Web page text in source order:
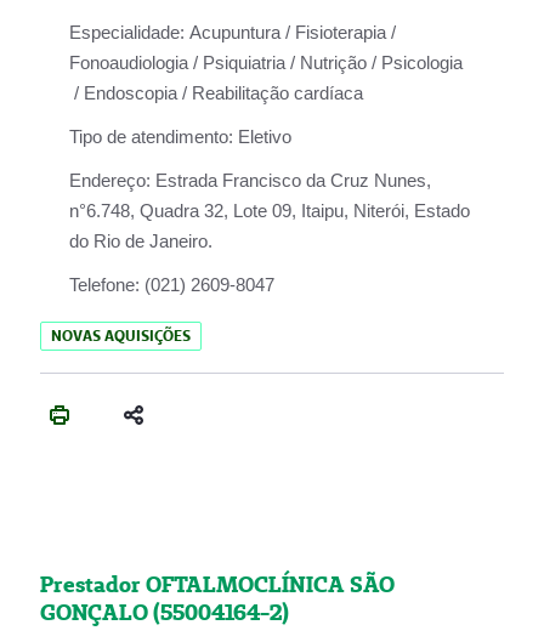
Especialidade: Acupuntura / Fisioterapia /
Fonoaudiologia / Psiquiatria / Nutrição / Psicologia
/ Endoscopia / Reabilitação cardíaca
Tipo de atendimento: Eletivo
Endereço: Estrada Francisco da Cruz Nunes,
n°6.748, Quadra 32, Lote 09, Itaipu, Niterói, Estado
do Rio de Janeiro.
Telefone: (021) 2609-8047
NOVAS AQUISIÇÕES
Prestador OFTALMOCLÍNICA SÃO
GONÇALO (55004164-2)